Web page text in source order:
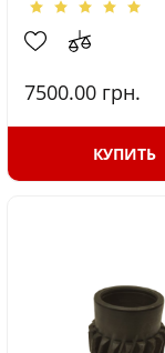
7500.00 грн.
КУПИТЬ